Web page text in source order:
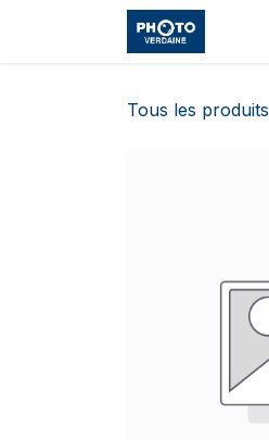
Se rendre au contenu
Tous les produits